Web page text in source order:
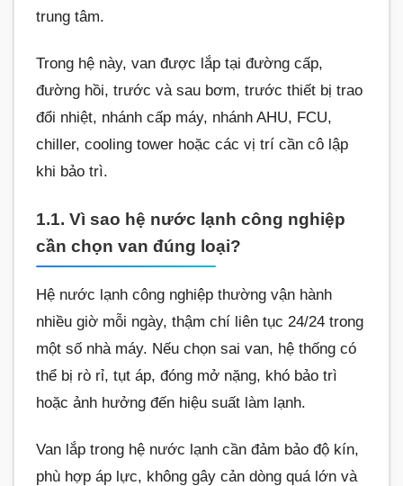
trung tâm.
Trong hệ này, van được lắp tại đường cấp,
đường hồi, trước và sau bơm, trước thiết bị trao
đổi nhiệt, nhánh cấp máy, nhánh AHU, FCU,
chiller, cooling tower hoặc các vị trí cần cô lập
khi bảo trì.
1.1. Vì sao hệ nước lạnh công nghiệp
cần chọn van đúng loại?
Hệ nước lạnh công nghiệp thường vận hành
nhiều giờ mỗi ngày, thậm chí liên tục 24/24 trong
một số nhà máy. Nếu chọn sai van, hệ thống có
thể bị rò rỉ, tụt áp, đóng mở nặng, khó bảo trì
hoặc ảnh hưởng đến hiệu suất làm lạnh.
Van lắp trong hệ nước lạnh cần đảm bảo độ kín,
phù hợp áp lực, không gây cản dòng quá lớn và